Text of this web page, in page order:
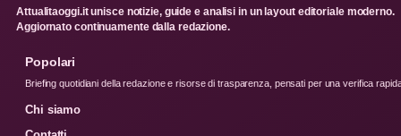
Attualitaoggi.it unisce notizie, guide e analisi in un layout editoriale moderno.
Aggiornato continuamente dalla redazione.
Popolari
Briefing quotidiani della redazione e risorse di trasparenza, pensati per una verifica
Chi siamo